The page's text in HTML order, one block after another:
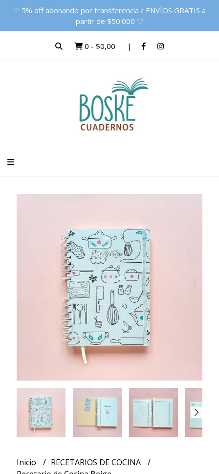
♡ 5% off abonando por transferencia / ENVÍOS GRATIS a
partir de $50.000 ♡
0 - $0,00
Inicio
RECETARIOS DE COCINA